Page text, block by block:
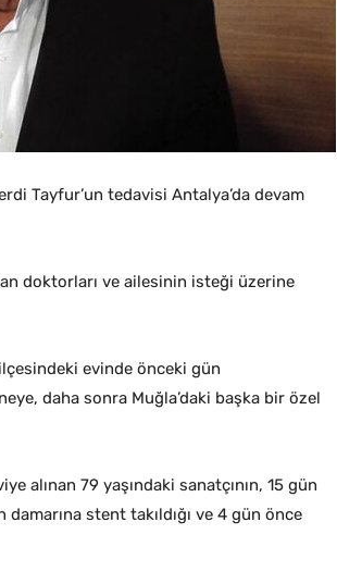
Tayfur’un tedavisi Antalya’da devam
doktorları ve ailesinin isteği üzerine
evinde önceki gün
daha sonra Muğla’daki başka bir özel
alınan 79 yaşındaki sanatçının, 15 gün
stent takıldığı ve 4 gün önce